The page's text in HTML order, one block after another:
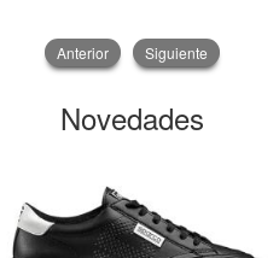
Anterior Siguiente
Novedades